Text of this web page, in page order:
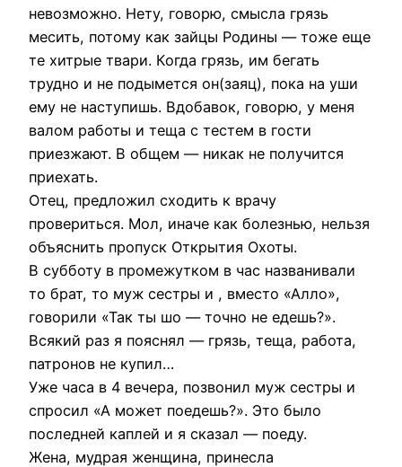
невозможно. Нету, говорю, смысла грязь
месить, потому как зайцы Родины — тоже еще
те хитрые твари. Когда грязь, им бегать
трудно и не подымется он(заяц), пока на уши
ему не наступишь. Вдобавок, говорю, у меня
валом работы и теща с тестем в гости
приезжают. В общем — никак не получится
приехать.
Отец, предложил сходить к врачу
провериться. Мол, иначе как болезнью, нельзя
объяснить пропуск Открытия Охоты.
В субботу в промежутком в час названивали
то брат, то муж сестры и , вместо «Алло»,
говорили «Так ты шо — точно не едешь?».
Всякий раз я пояснял — грязь, теща, работа,
патронов не купил…
Уже часа в 4 вечера, позвонил муж сестры и
спросил «А может поедешь?». Это было
последней каплей и я сказал — поеду.
Жена, мудрая женщина, принесла